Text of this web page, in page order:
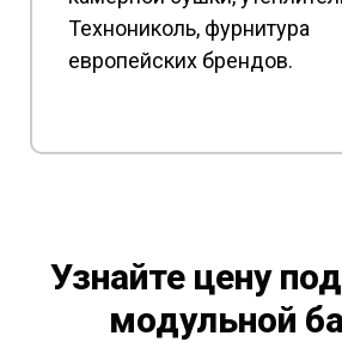
Технониколь, фурнитура
европейских брендов.
Узнайте цену
модульной